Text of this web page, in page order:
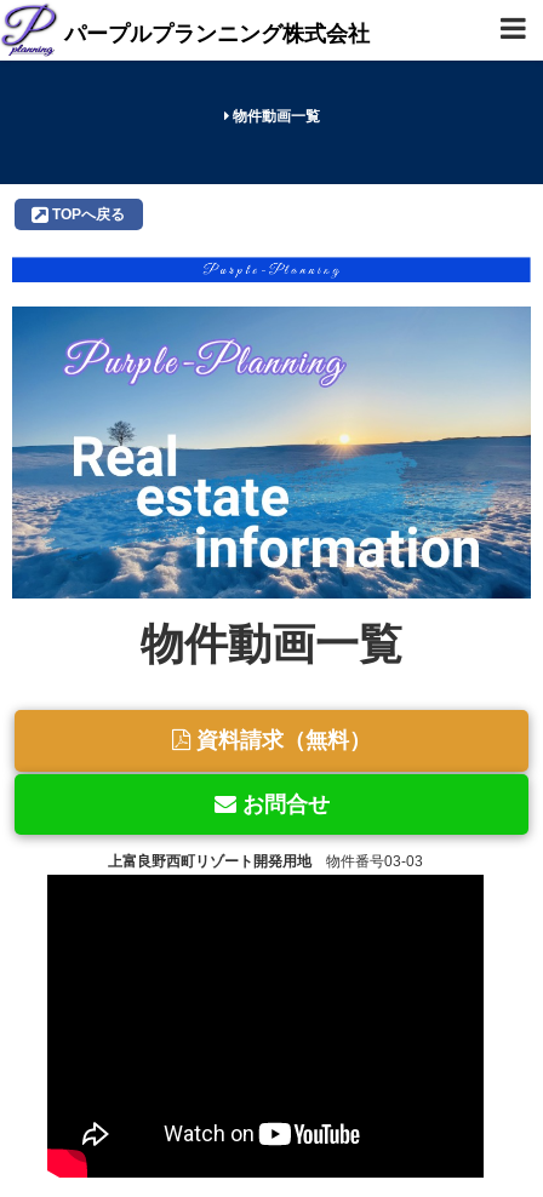
パープルプランニング株式会社
物件動画一覧
TOPへ戻る
物件動画一覧
資料請求（無料）
お問合せ
上富良野西町リゾート開発用地物件番号03-03